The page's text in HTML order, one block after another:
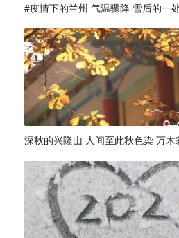
#疫情下的兰州 气温骤降 雪后的一
深秋的兴隆山 人间至此秋色染 万木